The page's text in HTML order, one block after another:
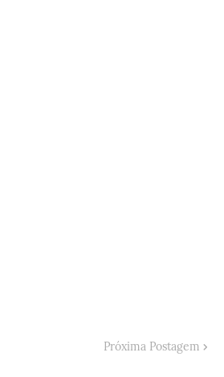
Próxima Postagem